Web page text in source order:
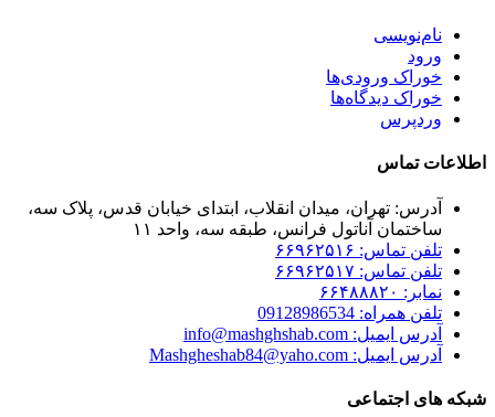
نام‌نویسی
ورود
خوراک ورودی‌ها
خوراک دیدگاه‌ها
وردپرس
اطلاعات تماس
آدرس: تهران، میدان انقلاب، ابتدای خیابان قدس، پلاک سه،
ساختمان آناتول فرانس، طبقه سه، واحد ۱۱
تلفن تماس: ۶۶۹۶۲۵۱۶
تلفن تماس: ۶۶۹۶۲۵۱۷
نمابر: ۶۶۴۸۸۸۲۰
تلفن همراه: 09128986534
آدرس ایمیل: info@mashghshab.com
آدرس ایمیل: Mashgheshab84@yaho.com
شبکه های اجتماعی